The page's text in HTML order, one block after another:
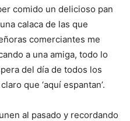
comido un delicioso pan
calaca de las que
comerciantes me
a una amiga, todo lo
del día de todos los
que ‘aquí espantan’.
al pasado y recordando